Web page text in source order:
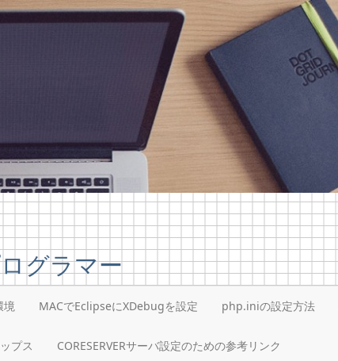
グラマー
境 MACでEclipseにXDebugを設定 php.iniの設定方法
プス CORESERVERサーバ設定のための参考リンク